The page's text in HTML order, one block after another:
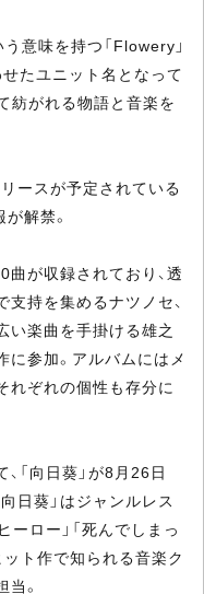
意味を持つ「Flowery」
せたユニット名となって
紡がれる物語と音楽を
ースが予定されている
解禁。
が収録されており、透
持を集めるナツノセ、
い楽曲を手掛ける雄之
参加。アルバムにはメ
れぞれの個性も存分に
「向日葵」が8月26日
日葵」はジャンルレス
ーロー」「死んでしまっ
ト作で知られる音楽ク
。